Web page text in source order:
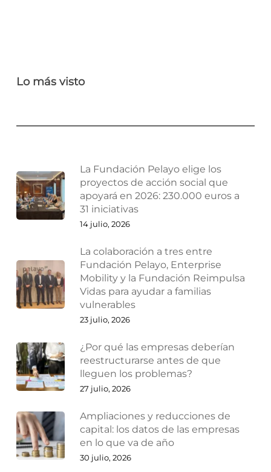
Lo más visto
La Fundación Pelayo elige los
proyectos de acción social que
apoyará en 2026: 230.000 euros a
31 iniciativas
14 julio, 2026
La colaboración a tres entre
Fundación Pelayo, Enterprise
Mobility y la Fundación Reimpulsa
Vidas para ayudar a familias
vulnerables
23 julio, 2026
¿Por qué las empresas deberían
reestructurarse antes de que
lleguen los problemas?
27 julio, 2026
Ampliaciones y reducciones de
capital: los datos de las empresas
en lo que va de año
30 julio, 2026